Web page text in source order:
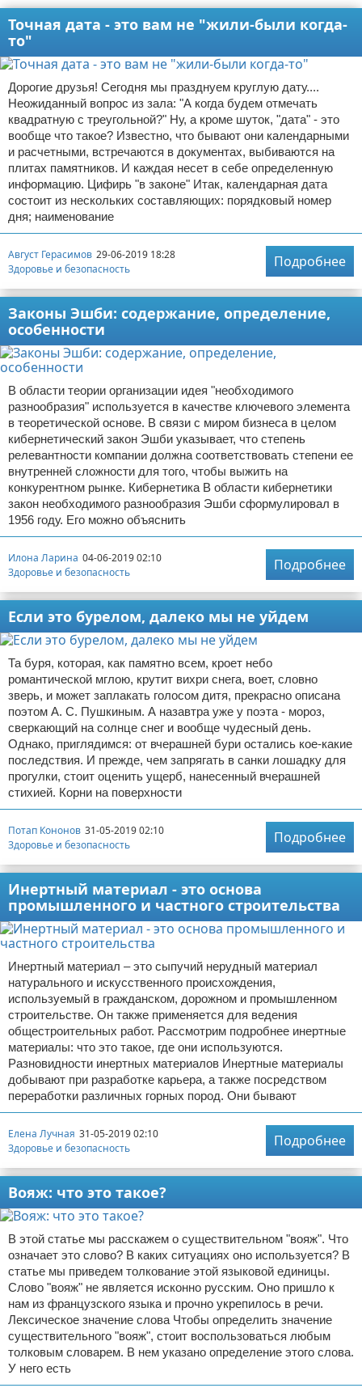
Точная дата - это вам не "жили-были когда-
то"
Дорогие друзья! Сегодня мы празднуем круглую дату....
Неожиданный вопрос из зала: "А когда будем отмечать
квадратную с треугольной?" Ну, а кроме шуток, "дата" - это
вообще что такое? Известно, что бывают они календарными
и расчетными, встречаются в документах, выбиваются на
плитах памятников. И каждая несет в себе определенную
информацию. Цифирь "в законе" Итак, календарная дата
состоит из нескольких составляющих: порядковый номер
дня; наименование
Август Герасимов 29-06-2019 18:28
Здоровье и безопасность
Подробнее
Законы Эшби: содержание, определение,
особенности
В области теории организации идея "необходимого
разнообразия" используется в качестве ключевого элемента
в теоретической основе. В связи с миром бизнеса в целом
кибернетический закон Эшби указывает, что степень
релевантности компании должна соответствовать степени ее
внутренней сложности для того, чтобы выжить на
конкурентном рынке. Кибернетика В области кибернетики
закон необходимого разнообразия Эшби сформулировал в
1956 году. Его можно объяснить
Илона Ларина 04-06-2019 02:10
Здоровье и безопасность
Подробнее
Если это бурелом, далеко мы не уйдем
Та буря, которая, как памятно всем, кроет небо
романтической мглою, крутит вихри снега, воет, словно
зверь, и может заплакать голосом дитя, прекрасно описана
поэтом А. С. Пушкиным. А назавтра уже у поэта - мороз,
сверкающий на солнце снег и вообще чудесный день.
Однако, приглядимся: от вчерашней бури остались кое-какие
последствия. И прежде, чем запрягать в санки лошадку для
прогулки, стоит оценить ущерб, нанесенный вчерашней
стихией. Корни на поверхности
Потап Кононов 31-05-2019 02:10
Здоровье и безопасность
Подробнее
Инертный материал - это основа
промышленного и частного строительства
Инертный материал – это сыпучий нерудный материал
натурального и искусственного происхождения,
используемый в гражданском, дорожном и промышленном
строительстве. Он также применяется для ведения
общестроительных работ. Рассмотрим подробнее инертные
материалы: что это такое, где они используются.
Разновидности инертных материалов Инертные материалы
добывают при разработке карьера, а также посредством
переработки различных горных пород. Они бывают
Елена Лучная 31-05-2019 02:10
Здоровье и безопасность
Подробнее
Вояж: что это такое?
В этой статье мы расскажем о существительном "вояж". Что
означает это слово? В каких ситуациях оно используется? В
статье мы приведем толкование этой языковой единицы.
Слово "вояж" не является исконно русским. Оно пришло к
нам из французского языка и прочно укрепилось в речи.
Лексическое значение слова Чтобы определить значение
существительного "вояж", стоит воспользоваться любым
толковым словарем. В нем указано определение этого слова.
У него есть